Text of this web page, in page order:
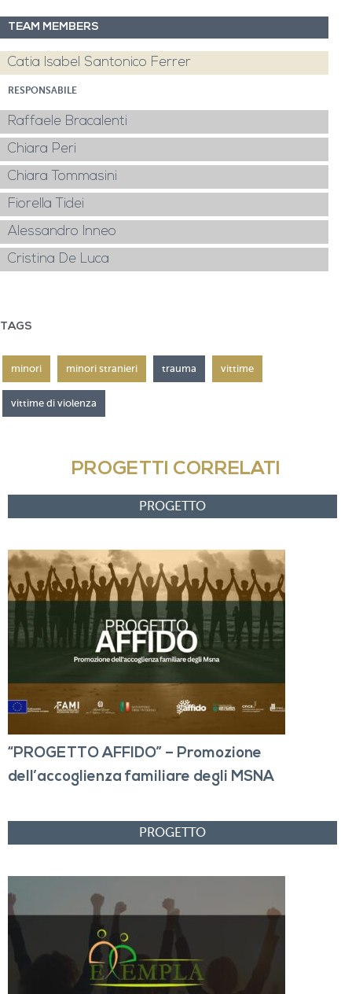
TEAM MEMBERS
Catia Isabel Santonico Ferrer
RESPONSABILE
Raffaele Bracalenti
Chiara Peri
Chiara Tommasini
Fiorella Tidei
Alessandro Inneo
Cristina De Luca
TAGS
minori minori stranieri trauma vittime
vittime di violenza
PROGETTI CORRELATI
“PROGETTO AFFIDO” – Promozione
dell’accoglienza familiare degli MSNA